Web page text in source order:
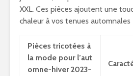
XXL. Ces pièces ajoutent une
chaleur à vos tenues automnales
Pièces tricotées à
la mode pour l’aut
omne-hiver 2023-